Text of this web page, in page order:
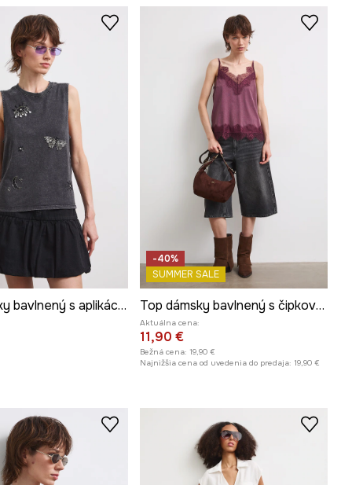
Top dámsky bavlnený s aplikáciou
-40%
SUMMER SALE
Top dámsky bavlnený s čipkovanými detailmi
Aktuálna cena:
11,90 €
Bežná cena: 19,90 €
Najnižšia cena od uvedenia do predaja: 19,90 €